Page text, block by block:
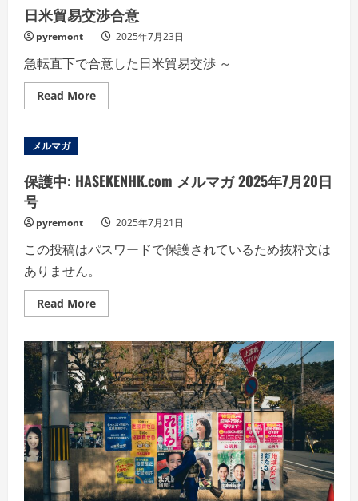
と
の
見
が
大
勢
だ
が
波
日米貿易交渉合意
pyremont 2025年7月23日
急転直下で合意した日米貿易交渉 ～
Read MoreRead
more
交
渉
メルマガ
保護中: HASEKENHK.com メルマガ 2025年7月20日
号
pyremont 2025年7月21日
この投稿はパスワードで保護されているため抜粋文は
ありません。
Read MoreRead
more
護
中:
HASEKENHK.com
メ
ル
マ
ガ
2025
年
7
月
20
日
号